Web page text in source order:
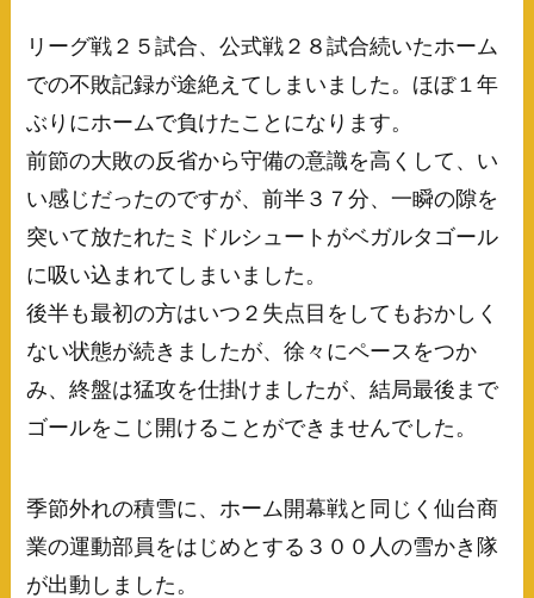
リーグ戦２５試合、公式戦２８試合続いたホーム
での不敗記録が途絶えてしまいました。ほぼ１年
ぶりにホームで負けたことになります。
前節の大敗の反省から守備の意識を高くして、い
い感じだったのですが、前半３７分、一瞬の隙を
突いて放たれたミドルシュートがベガルタゴール
に吸い込まれてしまいました。
後半も最初の方はいつ２失点目をしてもおかしく
ない状態が続きましたが、徐々にペースをつか
み、終盤は猛攻を仕掛けましたが、結局最後まで
ゴールをこじ開けることができませんでした。
季節外れの積雪に、ホーム開幕戦と同じく仙台商
業の運動部員をはじめとする３００人の雪かき隊
が出動しました。